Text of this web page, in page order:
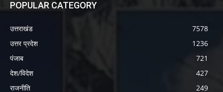
POPULAR CATEGORY
उत्तराखंड
7578
उत्तर प्रदेश
1236
पंजाब
721
देश/विदेश
427
राजनीति
249